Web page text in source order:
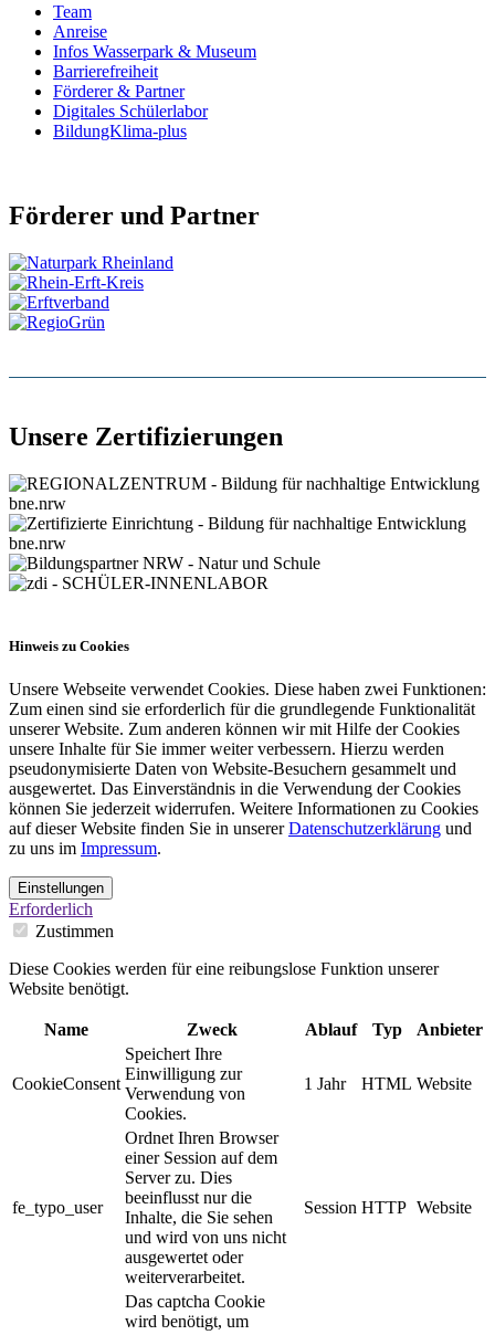
Team
Anreise
Infos Wasserpark & Museum
Barrierefreiheit
Förderer & Partner
Digitales Schülerlabor
BildungKlima-plus
Förderer und Partner
Unsere Zertifizierungen
Hinweis zu Cookies
Unsere Webseite verwendet Cookies. Diese haben zwei Funktionen:
Zum einen sind sie erforderlich für die grundlegende Funktionalität
unserer Website. Zum anderen können wir mit Hilfe der Cookies
unsere Inhalte für Sie immer weiter verbessern. Hierzu werden
pseudonymisierte Daten von Website-Besuchern gesammelt und
ausgewertet. Das Einverständnis in die Verwendung der Cookies
können Sie jederzeit widerrufen. Weitere Informationen zu Cookies
auf dieser Website finden Sie in unsererDatenschutzerklärung und
zu uns im Impressum.
Einstellungen
Erforderlich
Zustimmen
Diese Cookies werden für eine reibungslose Funktion unserer
Website benötigt.
Name Zweck Ablauf Typ Anbieter
CookieConsent
Speichert Ihre
Einwilligung zur
Verwendung von
Cookies.
1 Jahr HTML Website
fe_typo_user
Ordnet Ihren Browser
einer Session auf dem
Server zu. Dies
beeinflusst nur die
Inhalte, die Sie sehen
und wird von uns nicht
ausgewertet oder
weiterverarbeitet.
Session HTTP Website
Das captcha Cookie
wird benötigt, um